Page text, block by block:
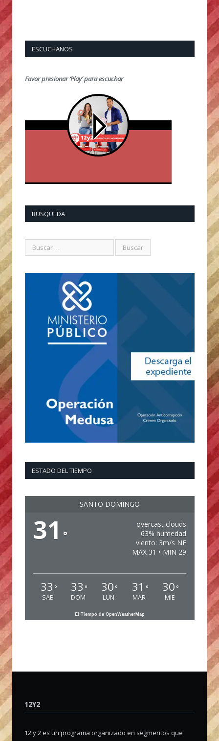
ESCUCHANOS
Favor presionar ‘Play’ para escuchar
BUSQUEDA
ESTADO DEL TIEMPO
SANTO DOMINGO
31 °
overcast clouds
63% humedad
viento: 3m/s NE
MAX 31 • MIN 29
33 °
SAB
33 °
DOM
30 °
LUN
31 °
MAR
30 °
MIE
El Tiempo de OpenWeatherMap
12Y2
12 y 2 es un programa organizado en segmentos que